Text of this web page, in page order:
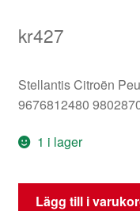
kr427
Stellantis Citroën
9676812480
1 i lager
KabelLägg till i